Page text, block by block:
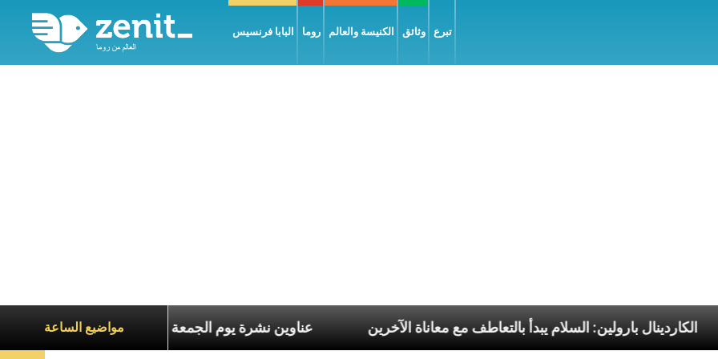
البابا فرنسيس روما الكنيسة والعالم وثائق تبرع
مواضيع الساعةعناوين نشرة يوم الجمعة 7 آب 2026: السلام يُبنى بصبر يومًا بعد يوم الكاردينال بارولين: السلام يبدأ بالتعاطف مع معاناة الآخرين